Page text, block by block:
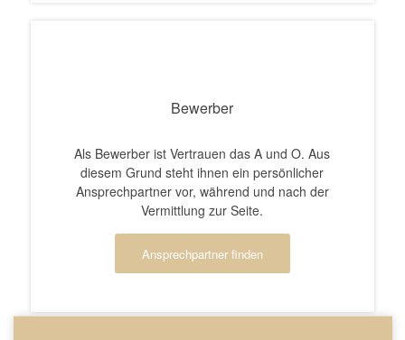
Bewerber
Als Bewerber ist Vertrauen das A und O. Aus
diesem Grund steht ihnen ein persönlicher
Ansprechpartner vor, während und nach der
Vermittlung zur Seite.
Ansprechpartner finden